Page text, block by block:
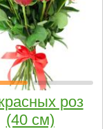
роз
(40 см)